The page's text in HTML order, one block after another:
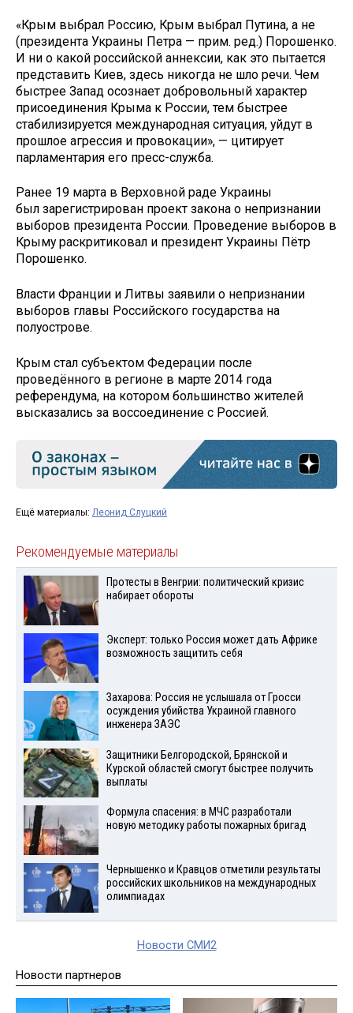
«Крым выбрал Россию, Крым выбрал Путина, а не
(президента Украины Петра — прим. ред.) Порошенко.
И ни о какой российской аннексии, как это пытается
представить Киев, здесь никогда не шло речи. Чем
быстрее Запад осознает добровольный характер
присоединения Крыма к России, тем быстрее
стабилизируется международная ситуация, уйдут в
прошлое агрессия и провокации», — цитирует
парламентария его пресс-служба.
Ранее 19 марта в Верховной раде Украины
был зарегистрирован проект закона о непризнании
выборов президента России. Проведение выборов в
Крыму раскритиковал и президент Украины Пётр
Порошенко.
Власти Франции и Литвы заявили о непризнании
выборов главы Российского государства на
полуострове.
Крым стал субъектом Федерации после
проведённого в регионе в марте 2014 года
референдума, на котором большинство жителей
высказались за воссоединение с Россией.
Ещё материалы: Леонид Слуцкий
Рекомендуемые материалы
Протесты в Венгрии: политический кризис
набирает обороты
Эксперт: только Россия может дать Африке
возможность защитить себя
Захарова: Россия не услышала от Гросси
осуждения убийства Украиной главного
инженера ЗАЭС
Защитники Белгородской, Брянской и
Курской областей смогут быстрее получить
выплаты
Формула спасения: в МЧС разработали
новую методику работы пожарных бригад
Чернышенко и Кравцов отметили результаты
российских школьников на международных
олимпиадах
Новости СМИ2
Новости партнеров